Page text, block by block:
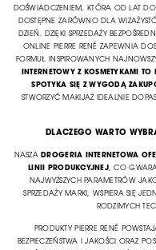
DOŚWIADCZENIEM, KTÓRA OD LAT
DOSTĘPNE ZARÓWNO DLA
DZIEŃ. DZIĘKI SPRZEDAŻY
ONLINE PIERRE RENÉ ZAPEWNIA
FORMUŁ INSPIROWANYCH
INTERNETOWY Z KOSMETYKAMI
SPOTYKA SIĘ Z WYGODĄ
STWORZYĆ MAKIJAŻ IDEALNIE
DLACZEGO WARTO
NASZA DROGERIA INTERNETOWA
LINII PRODUKCYJNEJ, CO
NAJWYŻSZYCH PARAMETRÓW
SPRZEDAŻY MARKI, WSPIERA SIĘ
RODZIMYCH
PRODUKTY PIERRE RENÉ
BEZPIECZEŃSTWA I JAKOŚCI ORAZ